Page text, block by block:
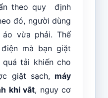
theo quy định
đó, người dùng
vừa phải. Thế
mà bạn giặt
tải khiến cho
giặt sạch, máy
khi vắt, nguy cơ